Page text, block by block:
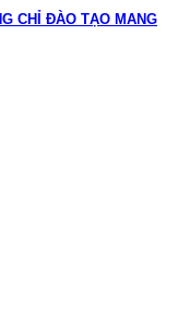
CHỈ ĐÀO TẠO MANG